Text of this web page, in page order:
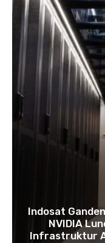
Indosat
NVIDIA
Infrastruktur